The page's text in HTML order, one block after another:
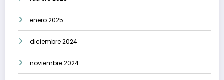
enero 2025
diciembre 2024
noviembre 2024